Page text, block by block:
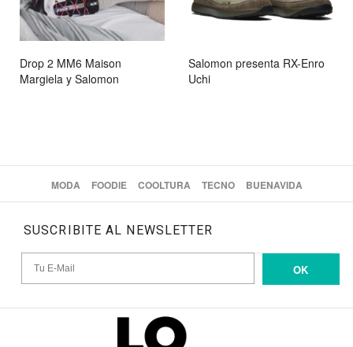
Drop 2 MM6 Maison
Margiela y Salomon
Salomon presenta RX-Enro
Uchi
MODA FOODIE COOLTURA TECNO BUENAVIDA
SUSCRIBITE AL NEWSLETTER
OK